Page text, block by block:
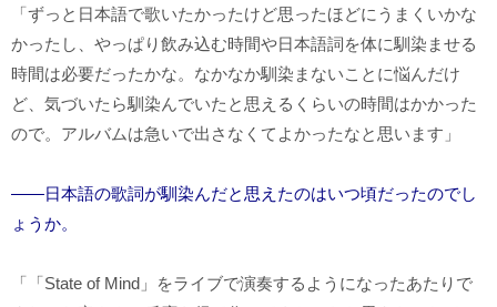
「ずっと日本語で歌いたかったけど思ったほどにうまくいかな
かったし、やっぱり飲み込む時間や日本語詞を体に馴染ませる
時間は必要だったかな。なかなか馴染まないことに悩んだけ
ど、気づいたら馴染んでいたと思えるくらいの時間はかかった
ので。アルバムは急いで出さなくてよかったなと思います」
――日本語の歌詞が馴染んだと思えたのはいつ頃だったのでし
ょうか。
「「State of Mind 」をライブで演奏するようになったあたりで